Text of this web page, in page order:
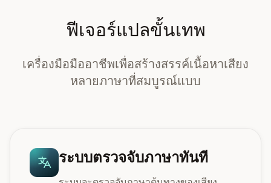
ฟีเจอร์แปลขั้นเทพ
เครื่องมือมืออาชีพเพื่อสร้างสรรค์เนื้อหาเสียง
หลายภาษาที่สมบูรณ์แบบ
ระบบตรวจจับภาษาทันที